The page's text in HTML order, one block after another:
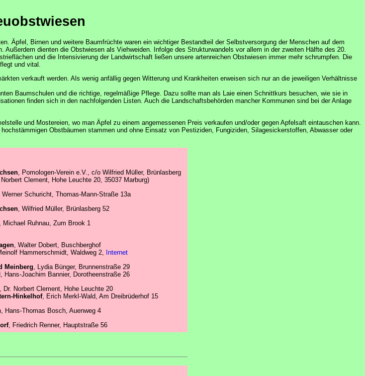
Äpfel, Birnen und weitere Baumfrüchte waren ein wichtiger Bestandteil der Selbstversorgung der Menschen auf dem
dienten die Obstwiesen als Viehweiden. Infolge des Strukturwandels vor allem in der zweiten Hälfte des 20.
und die Intensivierung der Landwirtschaft ließen unsere artenreichen Obstwiesen immer mehr schrumpfen. Die
und vital.
verkauft werden. Als wenig anfällig gegen Witterung und Krankheiten erweisen sich nur an die jeweiligen Verhältnisse
Baumschulen und die richtige, regelmäßige Pflege. Dazu sollte man als Laie einen Schnittkurs besuchen, wie sie in
finden sich in den nachfolgenden Listen. Auch die Landschaftsbehörden mancher Kommunen sind bei der Anlage
und Mostereien, wo man Äpfel zu einem angemessenen Preis verkaufen und/oder gegen Apfelsaft eintauschen kann.
Obstbäumen stammen und ohne Einsatz von Pestiziden, Fungiziden, Silagesickerstoffen, Abwasser oder
, Pomologen-Verein e.V., c/o Wilfried Müller, Brünlasberg
Clement, Hohe Leuchte 20, 35037 Marburg)
Werner Schuricht, Thomas-Mann-Straße 13a
, Wilfried Müller, Brünlasberg 52
Michael Ruhnau, Zum Brook 1
, Walter Dobert, Buschberghof
Hammerschmidt, Waldweg 2,
Internet
Meinberg , Lydia Bünger, Brunnenstraße 29
, Hans-Joachim Bannier, Dorotheenstraße 26
, Dr. Norbert Clement, Hohe Leuchte 20
Hinkelhof, Erich Merkl-Wald, Am Dreibrüderhof 15
, Hans-Thomas Bosch, Auenweg 4
, Friedrich Renner, Hauptstraße 56